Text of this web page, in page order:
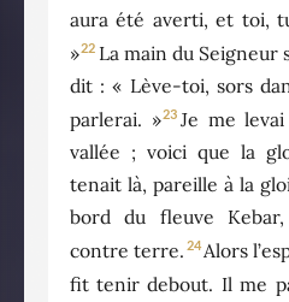
aura été averti, et toi,
»22 La main du Seigneur
dit : « Lève-toi, sors
parlerai. »23 Je me
vallée ; voici que la
tenait là, pareille à la
bord du fleuve
contre terre. 24Alors
fit tenir debout. Il me